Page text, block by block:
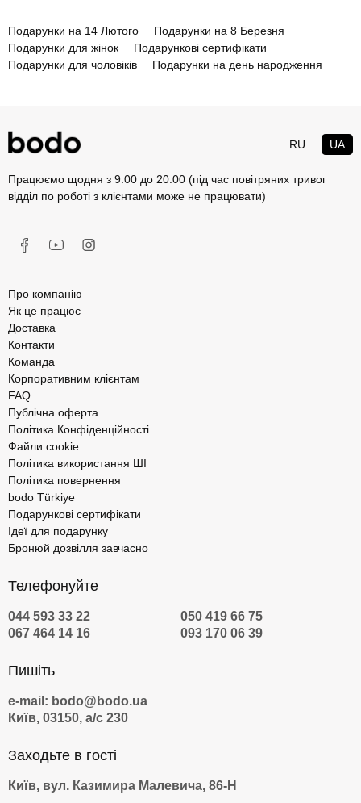
Подарунки на 14 Лютого
Подарунки на 8 Березня
Подарунки для жінок
Подарункові сертифікати
Подарунки для чоловіків
Подарунки на день народження
RU UA
Працюємо щодня з 9:00 до 20:00 (під час повітряних тривог
відділ по роботі з клієнтами може не працювати)
Про компанію
Як це працює
Доставка
Контакти
Команда
Корпоративним клієнтам
FAQ
Публічна оферта
Політика Конфіденційності
Файли cookie
Політика використання ШІ
Політика повернення
bodo Türkiye
Подарункові сертифікати
Ідеї для подарунку
Бронюй дозвілля завчасно
Телефонуйте
044 593 33 22
050 419 66 75
067 464 14 16
093 170 06 39
Пишіть
e-mail: bodo@bodo.ua
Київ, 03150, а/с 230
Заходьте в гості
Київ, вул. Казимира Малевича, 86-Н